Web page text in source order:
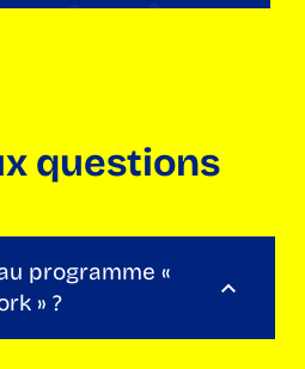
questions
programme «
» ?